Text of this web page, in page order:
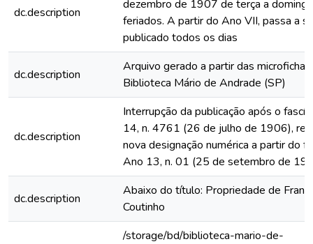
dc.description
dezembro de 1907 de terça a
feriados. A partir do Ano VII, passa a
publicado todos os dias
dc.description
Arquivo gerado a partir das
Biblioteca Mário de Andrade (SP)
dc.description
Interrupção da publicação após o
14, n. 4761 (26 de julho de 1906),
nova designação numérica a partir do
Ano 13, n. 01 (25 de setembro de
dc.description
Abaixo do título: Propriedade de
Coutinho
/storage/bd/biblioteca-mario-de-